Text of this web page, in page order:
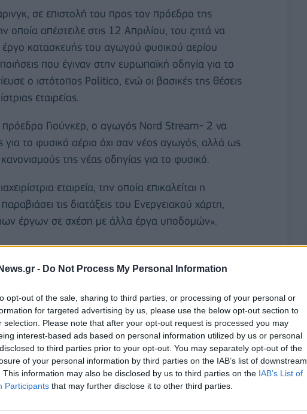
- Do Not Process My Personal Information
opt-out of the sale, sharing to third parties, or processing of your personal or
for targeted advertising by us, please use the below opt-out section to
selection. Please note that after your opt-out request is processed you may
interest-based ads based on personal information utilized by us or personal
to third parties prior to your opt-out. You may separately opt-out of the
of your personal information by third parties on the IAB’s list of downstream
This information may also be disclosed by us to third parties on the IAB’s List of
Participants that may further disclose it to other third parties.
σε επιστολή του προς τον πρόεδρο της
απέστειλε στις 12 Απριλίου, του ζητά να
κατασκευής του αγωγού φυσικού αερίου
που έγιναν στην ευρωπαϊκή οδηγία για το
ο ιστότοπος Politico, ενώ οι βασικές της θέσεις
εταιρείας.
πρόεδρο Γιούνκερ, ο αγωγός Nord Stream- 2 να
για το φυσικό αέριο όχι σαν νέος αγωγός, αλλά ως
της νέας οδηγίας για το φυσικό.
εταιρεία, την οποία επικαλείται η
τις διατάξεις του Ενεργειακού χάρτη,
έργων σε σχέση με άλλα έργα υποδομών».